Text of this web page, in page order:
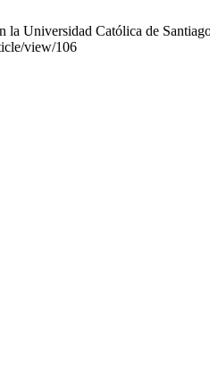
Universidad Católica de
view/106